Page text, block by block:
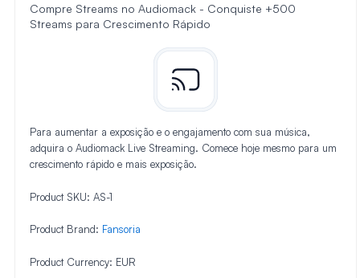
Compre Streams no Audiomack - Conquiste +500
Streams para Crescimento Rápido
Para aumentar a exposição e o engajamento com sua música,
adquira o Audiomack Live Streaming. Comece hoje mesmo para um
crescimento rápido e mais exposição.
Product SKU: AS-1
Product Brand: Fansoria
Product Currency: EUR